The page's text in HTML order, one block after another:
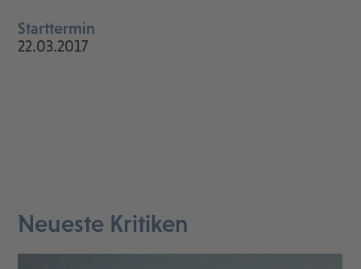
Starttermin
22.03.2017
Neueste Kritiken